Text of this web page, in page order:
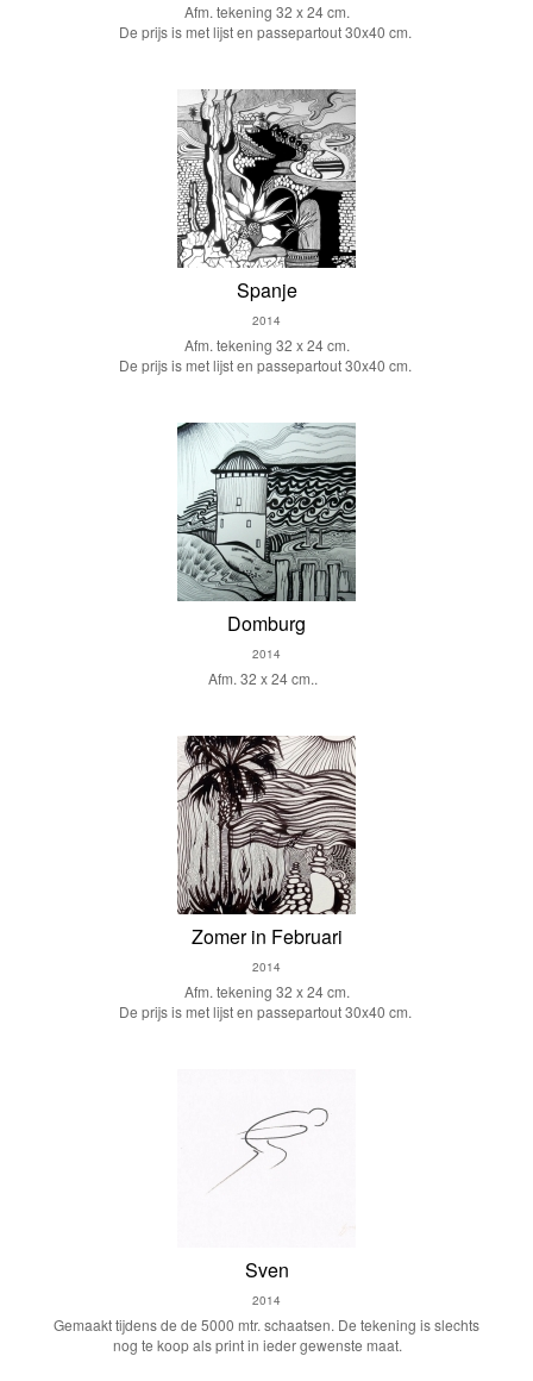
Afm. tekening 32 x 24 cm.
De prijs is met lijst en passepartout 30x40 cm.
Spanje
2014
Afm. tekening 32 x 24 cm.
De prijs is met lijst en passepartout 30x40 cm.
Domburg
2014
Afm. 32 x 24 cm..
Zomer in Februari
2014
Afm. tekening 32 x 24 cm.
De prijs is met lijst en passepartout 30x40 cm.
Sven
2014
Gemaakt tijdens de de 5000 mtr. schaatsen. De tekening is slechts
nog te koop als print in ieder gewenste maat.